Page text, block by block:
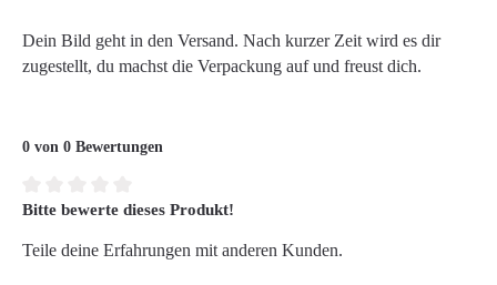
Dein Bild geht in den Versand. Nach kurzer Zeit wird es dir
zugestellt, du machst die Verpackung auf und freust dich.
0 von 0 Bewertungen
Durchschnittliche Bewertung von 0 von 5 Sternen
Bitte bewerte dieses Produkt!
Teile deine Erfahrungen mit anderen Kunden.